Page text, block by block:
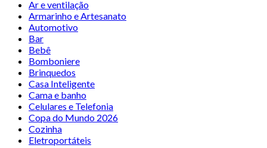
Ar e ventilação
Armarinho e Artesanato
Automotivo
Bar
Bebê
Bomboniere
Brinquedos
Casa Inteligente
Cama e banho
Celulares e Telefonia
Copa do Mundo 2026
Cozinha
Eletroportáteis